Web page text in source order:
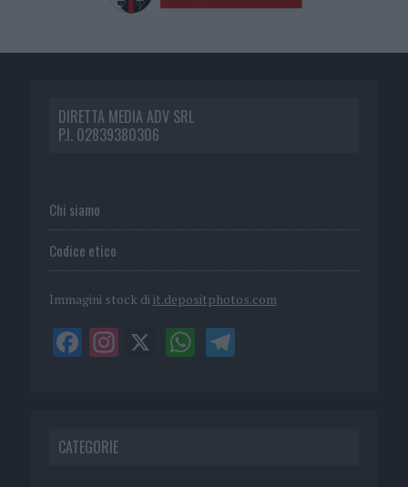
DIRETTA MEDIA ADV SRL
P.I. 02839380306
Chi siamo
Codice etico
Immagini stock di it.depositphotos.com
CATEGORIE